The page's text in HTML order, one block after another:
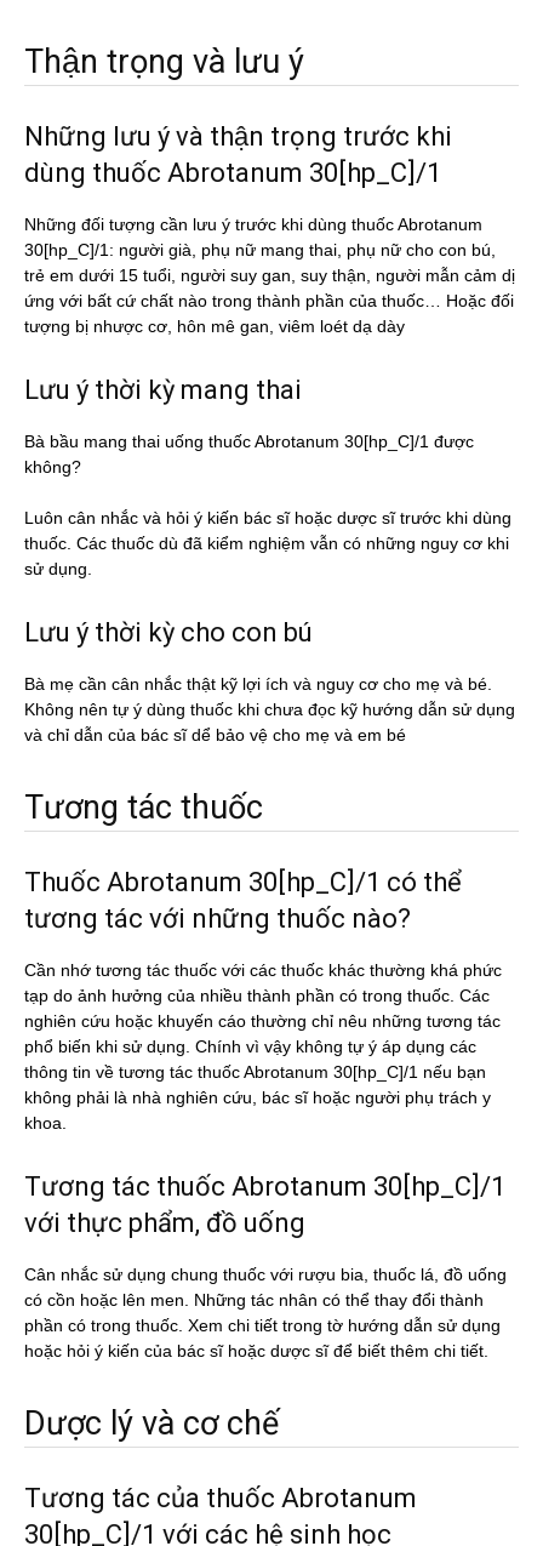
Thận trọng và lưu ý
Những lưu ý và thận trọng trước khi
dùng thuốc Abrotanum 30[hp_C]/1
Những đối tượng cần lưu ý trước khi dùng thuốc Abrotanum
30[hp_C]/1: người già, phụ nữ mang thai, phụ nữ cho con bú,
trẻ em dưới 15 tuổi, người suy gan, suy thận, người mẫn cảm dị
ứng với bất cứ chất nào trong thành phần của thuốc… Hoặc đối
tượng bị nhược cơ, hôn mê gan, viêm loét dạ dày
Lưu ý thời kỳ mang thai
Bà bầu mang thai uống thuốc Abrotanum 30[hp_C]/1 được
không?
Luôn cân nhắc và hỏi ý kiến bác sĩ hoặc dược sĩ trước khi dùng
thuốc. Các thuốc dù đã kiểm nghiệm vẫn có những nguy cơ khi
sử dụng.
Lưu ý thời kỳ cho con bú
Bà mẹ cần cân nhắc thật kỹ lợi ích và nguy cơ cho mẹ và bé.
Không nên tự ý dùng thuốc khi chưa đọc kỹ hướng dẫn sử dụng
và chỉ dẫn của bác sĩ dể bảo vệ cho mẹ và em bé
Tương tác thuốc
Thuốc Abrotanum 30[hp_C]/1 có thể
tương tác với những thuốc nào?
Cần nhớ tương tác thuốc với các thuốc khác thường khá phức
tạp do ảnh hưởng của nhiều thành phần có trong thuốc. Các
nghiên cứu hoặc khuyến cáo thường chỉ nêu những tương tác
phổ biến khi sử dụng. Chính vì vậy không tự ý áp dụng các
thông tin về tương tác thuốc Abrotanum 30[hp_C]/1 nếu bạn
không phải là nhà nghiên cứu, bác sĩ hoặc người phụ trách y
khoa.
Tương tác thuốc Abrotanum 30[hp_C]/1
với thực phẩm, đồ uống
Cân nhắc sử dụng chung thuốc với rượu bia, thuốc lá, đồ uống
có cồn hoặc lên men. Những tác nhân có thể thay đổi thành
phần có trong thuốc. Xem chi tiết trong tờ hướng dẫn sử dụng
hoặc hỏi ý kiến của bác sĩ hoặc dược sĩ để biết thêm chi tiết.
Dược lý và cơ chế
Tương tác của thuốc Abrotanum
30[hp_C]/1 với các hệ sinh học